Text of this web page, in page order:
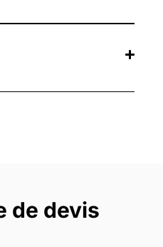
de devis